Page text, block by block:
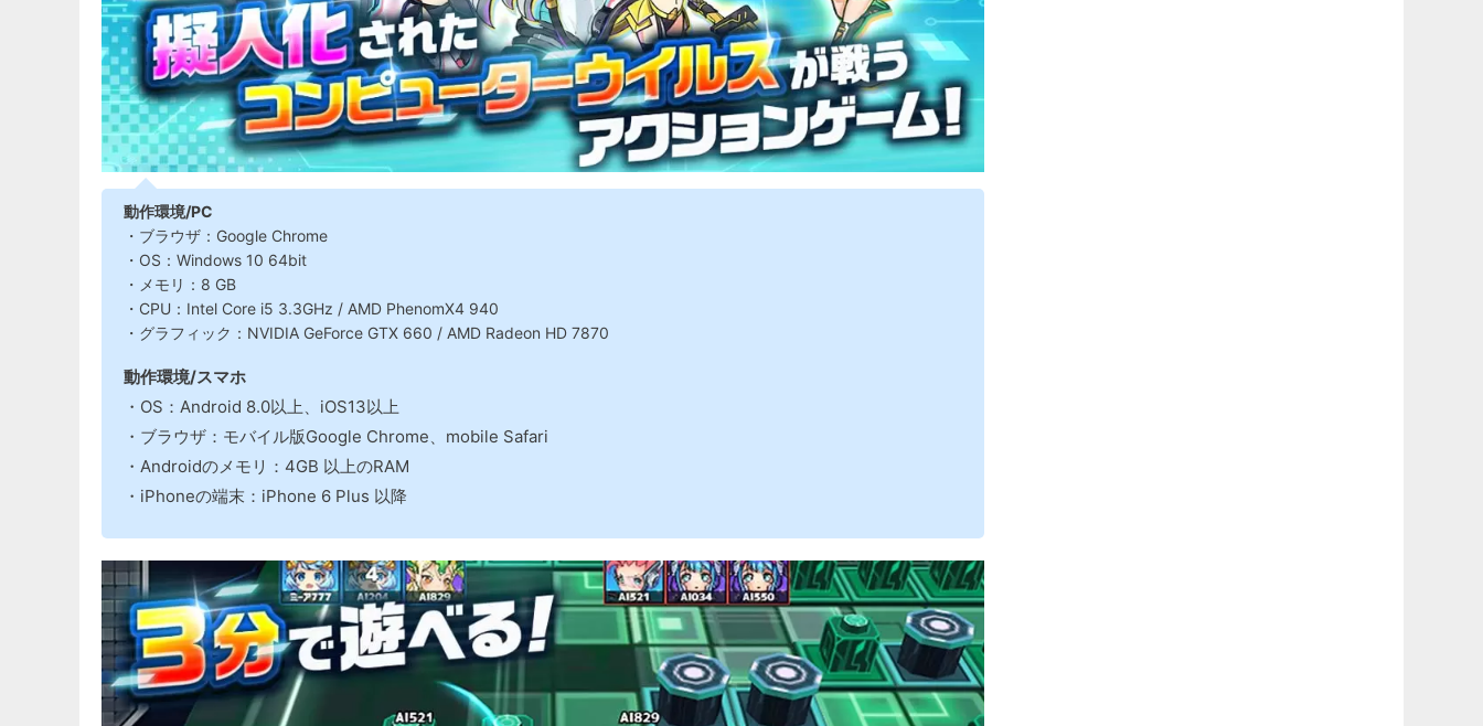
動作環境/PC
・ブラウザ：Google Chrome
・OS：Windows 10 64bit
・メモリ：8 GB
・CPU：Intel Core i5 3.3GHz / AMD PhenomX4 940
・グラフィック：NVIDIA GeForce GTX 660 / AMD Radeon HD 7870
動作環境/スマホ
・OS：Android 8.0以上、iOS13以上
・ブラウザ：モバイル版Google Chrome、mobile Safari
・Androidのメモリ：4GB 以上のRAM
・iPhoneの端末：iPhone 6 Plus 以降